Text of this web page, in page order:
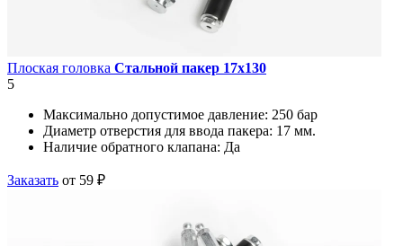
Плоская головка Стальной пакер 17х130
5
Максимально допустимое давление: 250 бар
Диаметр отверстия для ввода пакера: 17 мм.
Наличие обратного клапана: Да
Заказать от 59 ₽